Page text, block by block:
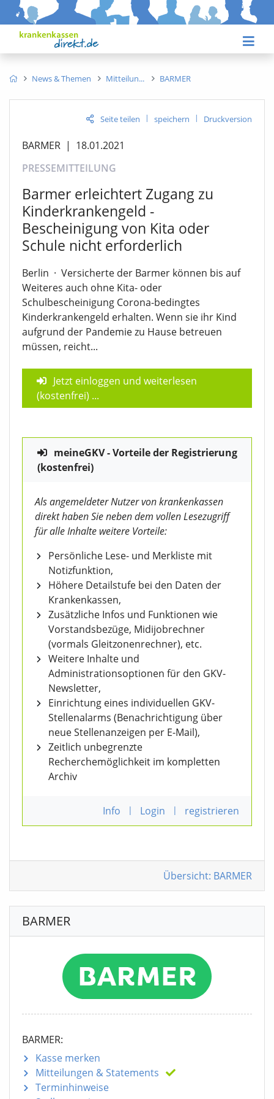
News & Themen Mitteilun BARMER
Seite teilen | speichern | Druckversion
BARMER | 18.01.2021
PRESSEMITTEILUNG
Barmer erleichtert Zugang zu
Kinderkrankengeld -
Bescheinigung von Kita oder
Schule nicht erforderlich
Berlin · Versicherte der Barmer können bis auf
Weiteres auch ohne Kita- oder
Schulbescheinigung Corona-bedingtes
Kinderkrankengeld erhalten. Wenn sie ihr Kind
aufgrund der Pandemie zu Hause betreuen
müssen, reicht...
Jetzt einloggen und weiterlesen
(kostenfrei) ...
meineGKV - Vorteile der Registrierung
(kostenfrei)
Als angemeldeter Nutzer von krankenkassen
direkt haben Sie neben dem vollen Lesezugriff
für alle Inhalte weitere Vorteile:
Persönliche Lese- und Merkliste mit
Notizfunktion,
Höhere Detailstufe bei den Daten der
Krankenkassen,
Zusätzliche Infos und Funktionen wie
Vorstandsbezüge, Midijobrechner
(vormals Gleitzonenrechner), etc.
Weitere Inhalte und
Administrationsoptionen für den GKV-
Newsletter,
Einrichtung eines individuellen GKV-
Stellenalarms (Benachrichtigung über
neue Stellenanzeigen per E-Mail),
Zeitlich unbegrenzte
Recherchemöglichkeit im kompletten
Archiv
Info | Login | registrieren
Übersicht: BARMER
BARMER
BARMER:
Kasse merken
Mitteilungen & Statements
Terminhinweise